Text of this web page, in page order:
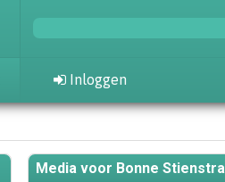
Inloggen
Media voor Bonne Stienstra